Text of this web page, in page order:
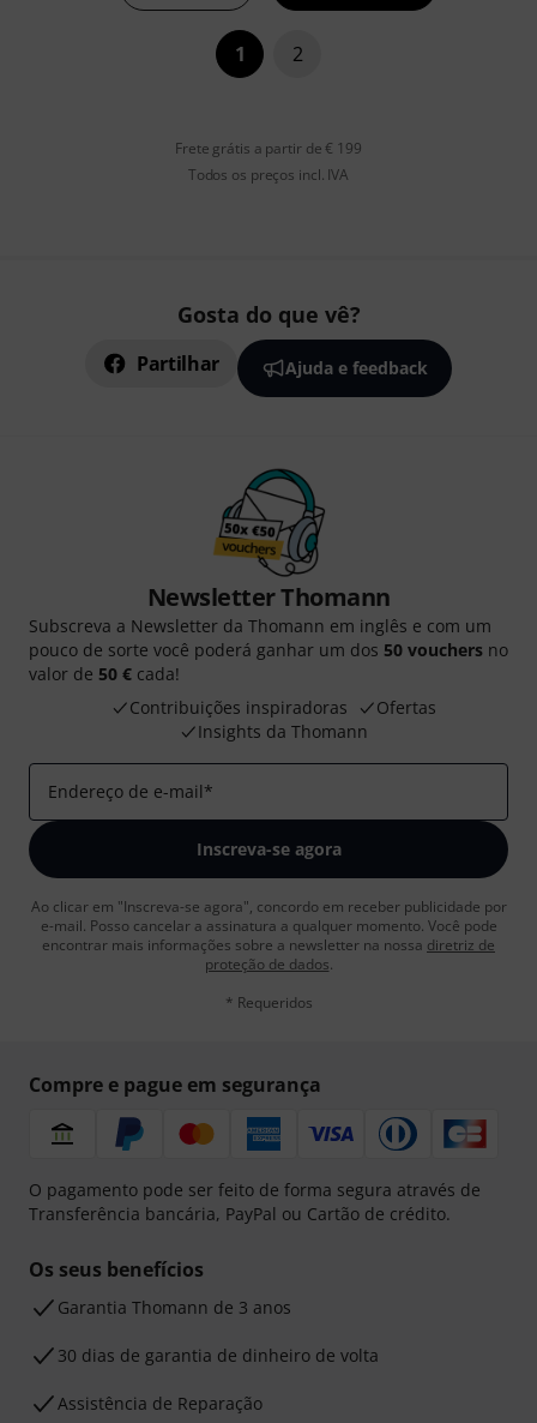
1 2
Frete grátis a partir de € 199
Todos os preços incl. IVA
Gosta do que vê?
Partilhar Ajuda e feedback
Newsletter Thomann
Subscreva a Newsletter da Thomann em inglês e com um
pouco de sorte você poderá ganhar um dos 50 vouchers no
valor de 50 € cada!
Contribuições inspiradoras
Ofertas
Insights da Thomann
Endereço de e-mail*
Inscreva-se agora
Ao clicar em "Inscreva-se agora", concordo em receber publicidade por
e-mail. Posso cancelar a assinatura a qualquer momento. Você pode
encontrar mais informações sobre a newsletter na nossa diretriz de
proteção de dados.
* Requeridos
Compre e pague em segurança
O pagamento pode ser feito de forma segura através de
Transferência bancária, PayPal ou Cartão de crédito.
Os seus benefícios
Garantia Thomann de 3 anos
30 dias de garantia de dinheiro de volta
Assistência de Reparação